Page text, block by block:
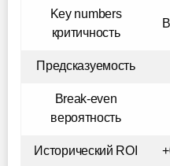
Key numbers
критичность
Предсказуемость
Break-even
вероятность
Исторический ROI